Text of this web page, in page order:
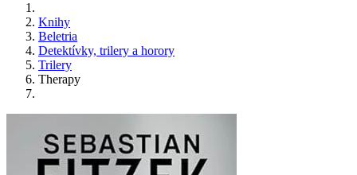
Knihy
Beletria
Detektívky, trilery a horory
Trilery
Therapy